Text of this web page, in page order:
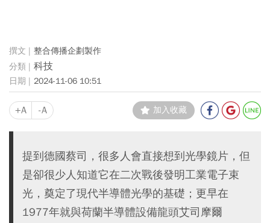
整合傳播企劃製作
科技
2024-11-06 10:51
+A -A 加入收藏
提到德國蔡司，很多人會直接想到光學鏡片，但
是卻很少人知道它在二次戰後發明工業電子束
光，奠定了現代半導體光學的基礎；更早在
1977年就與荷蘭半導體設備龍頭艾司摩爾